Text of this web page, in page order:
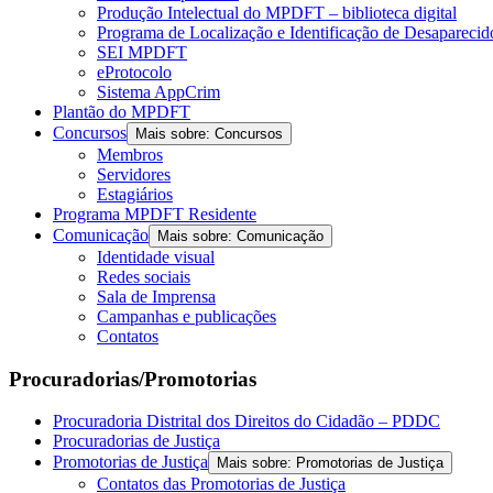
Produção Intelectual do MPDFT – biblioteca digital
Programa de Localização e Identificação de
SEI MPDFT
eProtocolo
Sistema AppCrim
Plantão do MPDFT
Concursos
Mais sobre: Concursos
Membros
Servidores
Estagiários
Programa MPDFT Residente
Comunicação
Mais sobre: Comunicação
Identidade visual
Redes sociais
Sala de Imprensa
Campanhas e publicações
Contatos
Procuradorias/Promotorias
Procuradoria Distrital dos Direitos do Cidadão – PDDC
Procuradorias de Justiça
Promotorias de Justiça
Mais sobre: Promotorias de Justiça
Contatos das Promotorias de Justiça